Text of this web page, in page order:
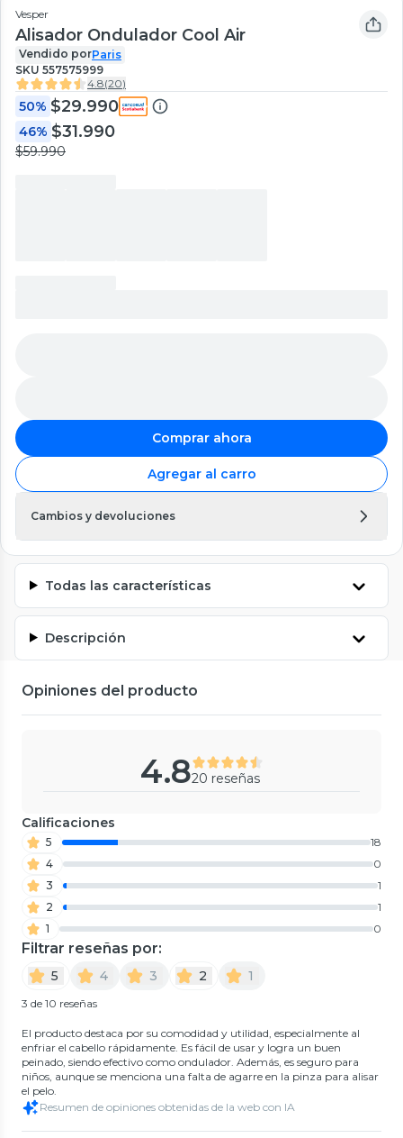
Vesper
Alisador Ondulador Cool Air
Vendido porParis
SKU 557575999
4.8(20)
50% $29.990
46% $31.990
$59.990
Comprar ahora
Agregar al carro
Cambios y devoluciones
Todas las características
Descripción
Opiniones del producto
4.820 reseñas
Calificaciones
5
18
4
0
3
1
2
1
1
0
Filtrar reseñas por:
5 4 3 2 1
3 de 10 reseñas
El producto destaca por su comodidad y utilidad, especialmente al
enfriar el cabello rápidamente. Es fácil de usar y logra un buen
peinado, siendo efectivo como ondulador. Además, es seguro para
niños, aunque se menciona una falta de agarre en la pinza para alisar
el pelo.
Resumen de opiniones obtenidas de la web con IA